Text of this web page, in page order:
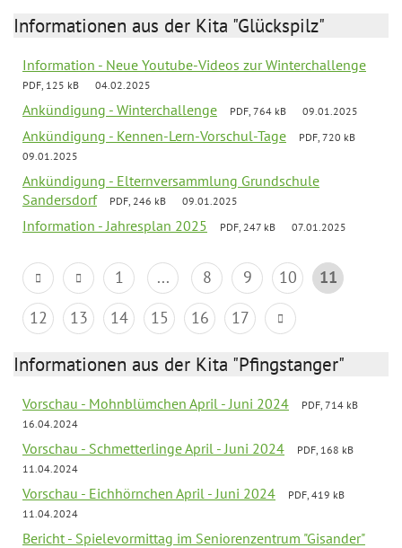
Informationen aus der Kita "Glückspilz"
Information - Neue Youtube-Videos zur Winterchallenge
PDF, 125 kB 04.02.2025
Ankündigung - Winterchallenge PDF, 764 kB 09.01.2025
Ankündigung - Kennen-Lern-Vorschul-Tage
PDF, 720 kB
09.01.2025
Ankündigung - Elternversammlung Grundschule
Sandersdorf
PDF, 246 kB 09.01.2025
Information - Jahresplan 2025 PDF, 247 kB 07.01.2025
1 ... 8 9 10
11
12
13 14 15 16 17
Informationen aus der Kita "Pfingstanger"
Vorschau - Mohnblümchen April - Juni 2024
PDF, 714 kB
16.04.2024
Vorschau - Schmetterlinge April - Juni 2024
PDF, 168 kB
11.04.2024
Vorschau - Eichhörnchen April - Juni 2024
PDF, 419 kB
11.04.2024
Bericht - Spielevormittag im Seniorenzentrum "Gisander"